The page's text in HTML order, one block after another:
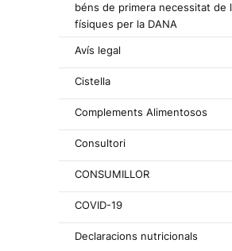
béns de primera necessitat de
físiques per la DANA
Avís legal
Cistella
Complements Alimentosos
Consultori
CONSUMILLOR
COVID-19
Declaracions nutricionals